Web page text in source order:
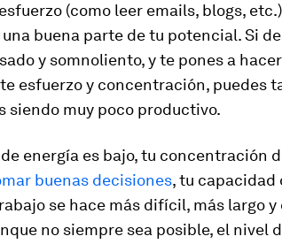
(como leer emails, blogs,
buena parte de tu potencial. Si
y somnoliento, y te pones a
esfuerzo y concentración, puedes
siendo muy poco productivo.
energía es bajo, tu concentración
buenas decisiones, tu capacidad
se hace más difícil, más largo
no siempre sea posible, el nivel